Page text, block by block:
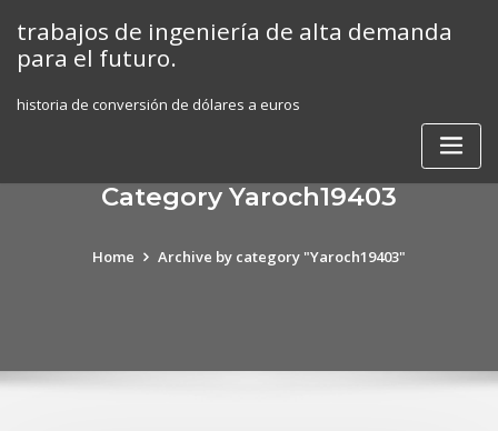
content
trabajos de ingeniería de alta demanda
para el futuro.
historia de conversión de dólares a euros
Category Yaroch19403
Home Archive by category "Yaroch19403"